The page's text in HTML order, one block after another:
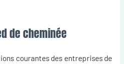
de cheminée
courantes des entreprises de